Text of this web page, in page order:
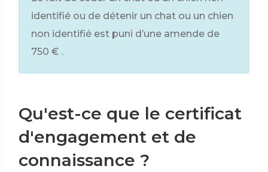
identifié ou de détenir un chat ou un chien
non identifié est puni d’une amende de
750 € .
Qu'est-ce que le certificat
d'engagement et de
connaissance ?